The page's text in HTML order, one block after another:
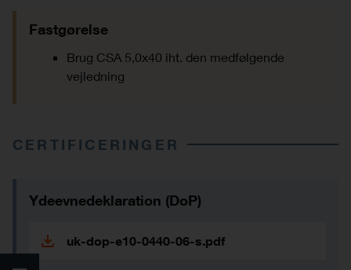
Fastgørelse
Brug CSA 5,0x40 iht. den medfølgende
vejledning
CERTIFICERINGER
Ydeevnedeklaration (DoP)
uk-dop-e10-0440-06-s.pdf